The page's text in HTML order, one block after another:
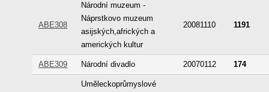
ABE308
Národní muzeum -
Náprstkovo muzeum
asijských,afrických a
amerických kultur
20081110 1191
ABE309 Národní divadlo 20070112 174
Uměleckoprůmyslové